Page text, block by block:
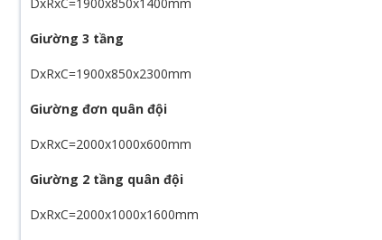
DxRxC=1900x850x1400mm
Giường 3 tầng
DxRxC=1900x850x2300mm
Giường đơn quân đội
DxRxC=2000x1000x600mm
Giường 2 tầng quân đội
DxRxC=2000x1000x1600mm